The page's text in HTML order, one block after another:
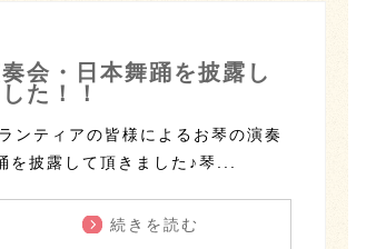
会・日本舞踊を披露し
た！！
ンティアの皆様によるお琴の演奏
を披露して頂きました♪琴...
続きを読む